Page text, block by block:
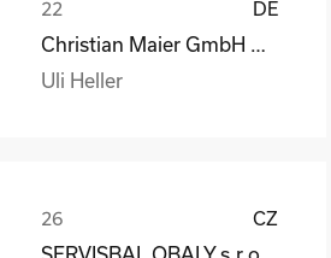
DE
Uli Heller
CZ